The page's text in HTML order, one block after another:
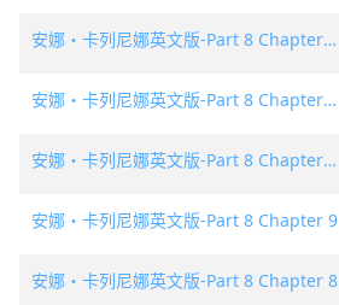
安娜・卡列尼娜英文版-Part 8 Chapter 12
安娜・卡列尼娜英文版-Part 8 Chapter 11
安娜・卡列尼娜英文版-Part 8 Chapter 10
安娜・卡列尼娜英文版-Part 8 Chapter 9
安娜・卡列尼娜英文版-Part 8 Chapter 8